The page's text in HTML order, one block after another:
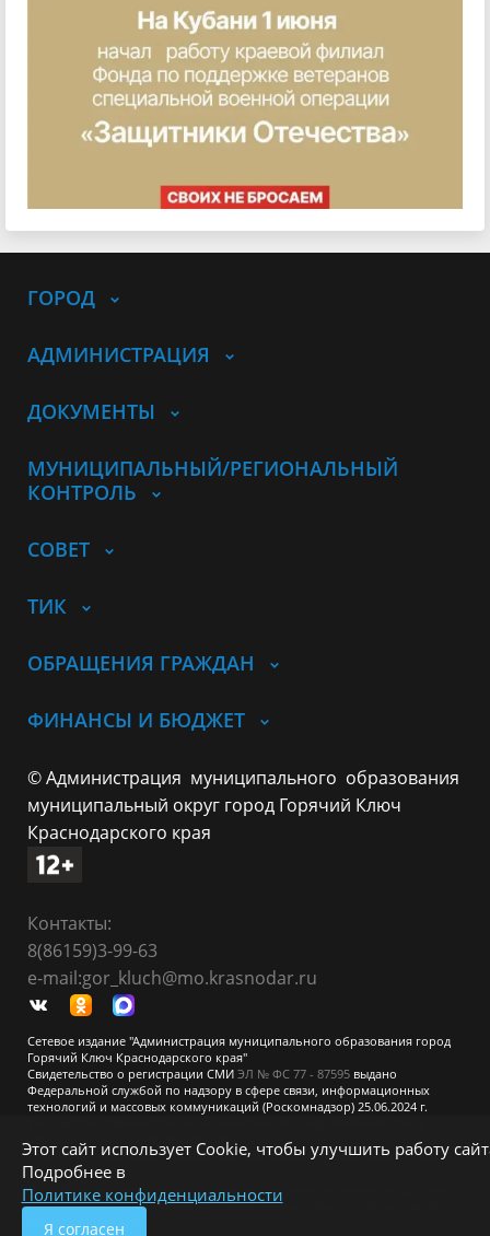
ГОРОД
АДМИНИСТРАЦИЯ
ДОКУМЕНТЫ
МУНИЦИПАЛЬНЫЙ/РЕГИОНАЛЬНЫЙ
КОНТРОЛЬ
СОВЕТ
ТИК
ОБРАЩЕНИЯ ГРАЖДАН
ФИНАНСЫ И БЮДЖЕТ
© Администрация муниципального образования
муниципальный округ город Горячий Ключ
Краснодарского края
Контакты:
8(86159)3-99-63
e-mail:gor_kluch@mo.krasnodar.ru
Сетевое издание "Администрация муниципального образования город
Горячий Ключ Краснодарского края"
Свидетельство о регистрации СМИ ЭЛ № ФС 77 - 87595 выдано
Федеральной службой по надзору в сфере связи, информационных
технологий и массовых коммуникаций (Роскомнадзор) 25.06.2024 г.
Горячий Ключ Краснодарского края
При перепечатке и использовании информации ссылка на источник
обязательна.
Для сайтов и страниц сети Интернет обязательна активная гиперссылка
на официальный сайт администрации муниципального образования
город Горячий Ключ.
Этот сайт использует Cookie, чтобы улучшить работу
Подробнее в
Политике конфиденциальности
Я согласен